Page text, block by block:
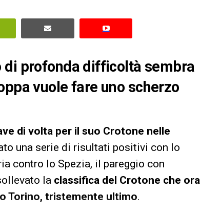
di profonda difficoltà sembra
vuole fare uno scherzo
di volta per il suo Crotone nelle
una serie di risultati positivi con lo
contro lo Spezia, il pareggio con
la classifica del Crotone che ora
Torino, tristemente ultimo.